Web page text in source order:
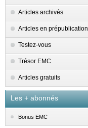
Articles archivés
Articles en prépublication
Testez-vous
Trésor EMC
Articles gratuits
Les + abonnés
Bonus EMC